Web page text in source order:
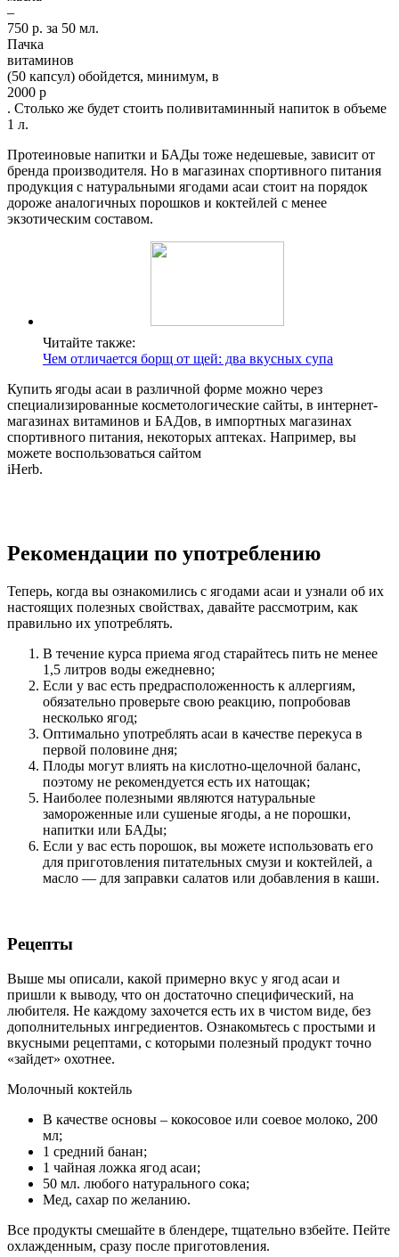
–
750 р. за 50 мл.
Пачка
витаминов
(50 капсул) обойдется, минимум, в
2000 р
. Столько же будет стоить поливитаминный напиток в объеме
1 л.
Протеиновые напитки и БАДы тоже недешевые, зависит от
бренда производителя. Но в магазинах спортивного питания
продукция с натуральными ягодами асаи стоит на порядок
дороже аналогичных порошков и коктейлей с менее
экзотическим составом.
Читайте также:
Чем отличается борщ от щей: два вкусных супа
Купить ягоды асаи в различной форме можно через
специализированные косметологические сайты, в интернет-
магазинах витаминов и БАДов, в импортных магазинах
спортивного питания, некоторых аптеках. Например, вы
можете воспользоваться сайтом
iHerb.
Рекомендации по употреблению
Теперь, когда вы ознакомились с ягодами асаи и узнали об их
настоящих полезных свойствах, давайте рассмотрим, как
правильно их употреблять.
В течение курса приема ягод старайтесь пить не менее
1,5 литров воды ежедневно;
Если у вас есть предрасположенность к аллергиям,
обязательно проверьте свою реакцию, попробовав
несколько ягод;
Оптимально употреблять асаи в качестве перекуса в
первой половине дня;
Плоды могут влиять на кислотно-щелочной баланс,
поэтому не рекомендуется есть их натощак;
Наиболее полезными являются натуральные
замороженные или сушеные ягоды, а не порошки,
напитки или БАДы;
Если у вас есть порошок, вы можете использовать его
для приготовления питательных смузи и коктейлей, а
масло — для заправки салатов или добавления в каши.
Рецепты
Выше мы описали, какой примерно вкус у ягод асаи и
пришли к выводу, что он достаточно специфический, на
любителя. Не каждому захочется есть их в чистом виде, без
дополнительных ингредиентов. Ознакомьтесь с простыми и
вкусными рецептами, с которыми полезный продукт точно
«зайдет» охотнее.
Молочный коктейль
В качестве основы – кокосовое или соевое молоко, 200
мл;
1 средний банан;
1 чайная ложка ягод асаи;
50 мл. любого натурального сока;
Мед, сахар по желанию.
Все продукты смешайте в блендере, тщательно взбейте. Пейте
охлажденным, сразу после приготовления.